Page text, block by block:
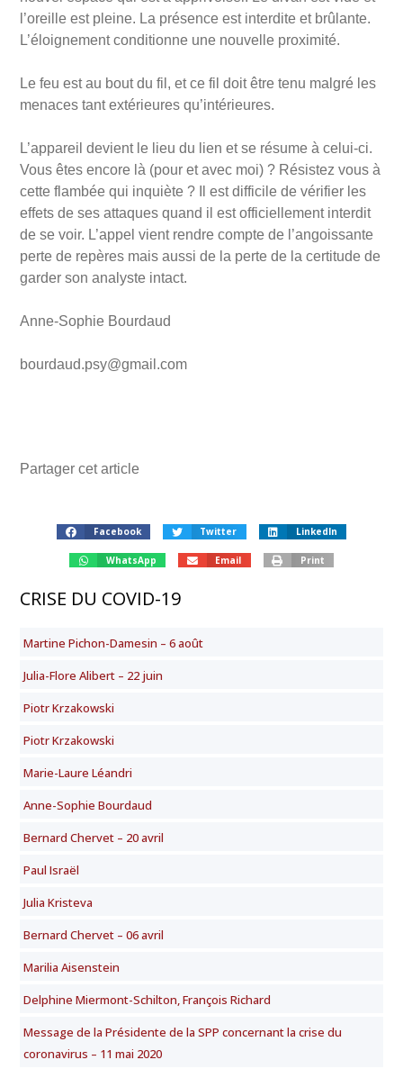
l’oreille est pleine. La présence est interdite et brûlante.
L’éloignement conditionne une nouvelle proximité.
Le feu est au bout du fil, et ce fil doit être tenu malgré les
menaces tant extérieures qu’intérieures.
L’appareil devient le lieu du lien et se résume à celui-ci.
Vous êtes encore là (pour et avec moi) ? Résistez vous à
cette flambée qui inquiète ? Il est difficile de vérifier les
effets de ses attaques quand il est officiellement interdit
de se voir. L’appel vient rendre compte de l’angoissante
perte de repères mais aussi de la perte de la certitude de
garder son analyste intact.
Anne-Sophie Bourdaud
bourdaud.psy@gmail.com
Partager cet article
Facebook Twitter LinkedIn
WhatsApp Email Print
CRISE DU COVID-19
Martine Pichon-Damesin – 6 août
Julia-Flore Alibert – 22 juin
Piotr Krzakowski
Piotr Krzakowski
Marie-Laure Léandri
Anne-Sophie Bourdaud
Bernard Chervet – 20 avril
Paul Israël
Julia Kristeva
Bernard Chervet – 06 avril
Marilia Aisenstein
Delphine Miermont-Schilton, François Richard
Message de la Présidente de la SPP concernant la crise du
coronavirus – 11 mai 2020